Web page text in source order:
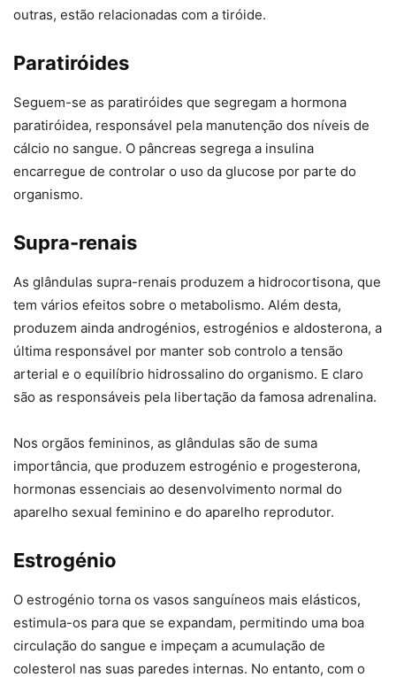
outras, estão relacionadas com a tiróide.
Paratiróides
Seguem-se as paratiróides que segregam a hormona
paratiróidea, responsável pela manutenção dos níveis de
cálcio no sangue. O pâncreas segrega a insulina
encarregue de controlar o uso da glucose por parte do
organismo.
Supra-renais
As glândulas supra-renais produzem a hidrocortisona, que
tem vários efeitos sobre o metabolismo. Além desta,
produzem ainda androgénios, estrogénios e aldosterona, a
última responsável por manter sob controlo a tensão
arterial e o equilíbrio hidrossalino do organismo. E claro
são as responsáveis pela libertação da famosa adrenalina.
Nos orgãos femininos, as glândulas são de suma
importância, que produzem estrogénio e progesterona,
hormonas essenciais ao desenvolvimento normal do
aparelho sexual feminino e do aparelho reprodutor.
Estrogénio
O estrogénio torna os vasos sanguíneos mais elásticos,
estimula-os para que se expandam, permitindo uma boa
circulação do sangue e impeçam a acumulação de
colesterol nas suas paredes internas. No entanto, com o